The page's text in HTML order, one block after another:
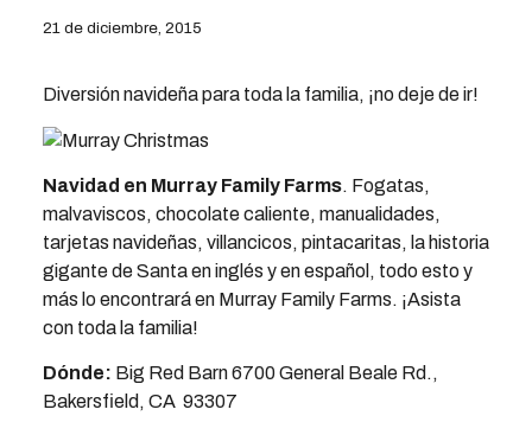
21 de diciembre, 2015
Diversión navideña para toda la familia, ¡no deje de ir!
Navidad en Murray Family Farms. Fogatas,
malvaviscos, chocolate caliente, manualidades,
tarjetas navideñas, villancicos, pintacaritas, la historia
gigante de Santa en inglés y en español, todo esto y
más lo encontrará en Murray Family Farms. ¡Asista
con toda la familia!
Dónde: Big Red Barn 6700 General Beale Rd.,
Bakersfield, CA 93307